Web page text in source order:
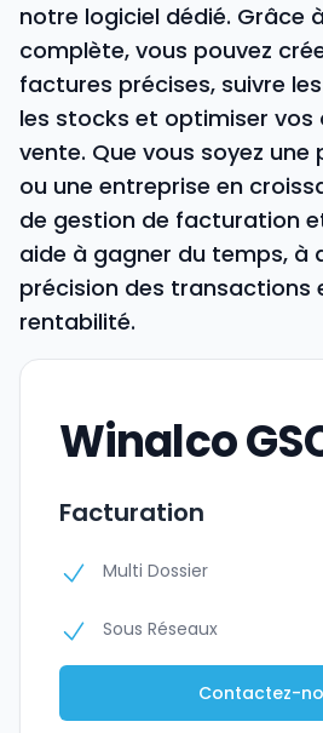
notre logiciel dédié. Grâce
complète, vous pouvez
factures précises, suivre
les stocks et optimiser vos
vente. Que vous soyez
ou une entreprise en
de gestion de facturation
aide à gagner du temps, à
précision des transactions
rentabilité.
Winalco
Facturation
Multi Dossier
Sous Réseaux
Contactez-